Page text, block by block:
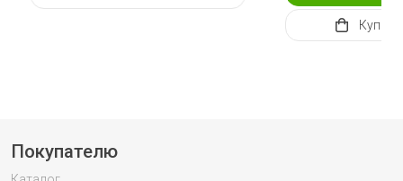
Купить
Покупателю